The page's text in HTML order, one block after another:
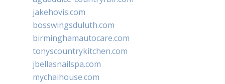
jakehovis.com
bosswingsduluth.com
birminghamautocare.com
tonyscountrykitchen.com
jbellasnailspa.com
mychaihouse.com